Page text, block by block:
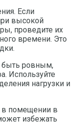
Если
высокой
проведите их
времени. Это
быть ровным,
Используйте
нагрузки и
в помещении в
избежать